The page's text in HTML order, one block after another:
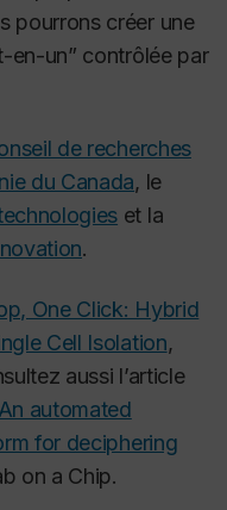
pourrons créer une
en-un” contrôlée par
de recherches
du Canada, le
et la
.
One Click: Hybrid
Cell Isolation,
aussi l’article
An automated
for deciphering
on a Chip.